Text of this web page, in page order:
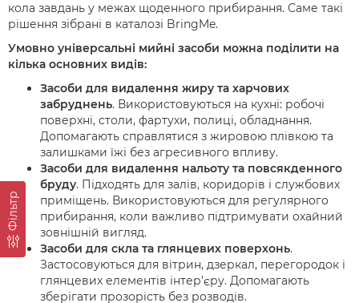
Фільтр
кола завдань у межах щоденного прибирання. Саме такі
рішення зібрані в каталозі BringMe.
Умовно універсальні мийні засоби можна поділити на
кілька основних видів:
Засоби для видалення жиру та харчових
забруднень. Використовуються на кухні: робочі
поверхні, столи, фартухи, полиці, обладнання.
Допомагають справлятися з жировою плівкою та
залишками їжі без агресивного впливу.
Засоби для видалення нальоту та повсякденного
бруду. Підходять для залів, коридорів і службових
приміщень. Використовуються для регулярного
прибирання, коли важливо підтримувати охайний
зовнішній вигляд.
Засоби для скла та глянцевих поверхонь.
Застосовуються для вітрин, дзеркал, перегородок і
глянцевих елементів інтер’єру. Допомагають
зберігати прозорість без розводів.